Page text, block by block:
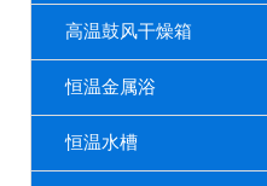
高温鼓风干燥箱
恒温金属浴
恒温水槽